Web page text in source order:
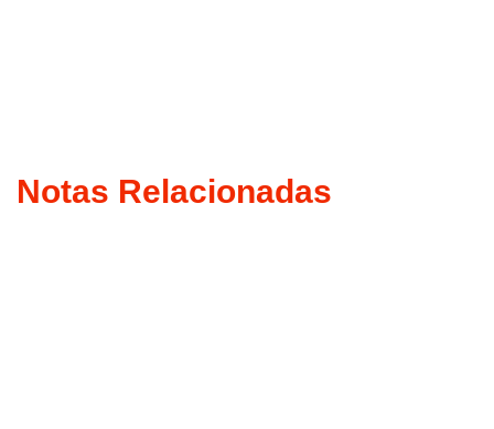
Notas Relacionadas